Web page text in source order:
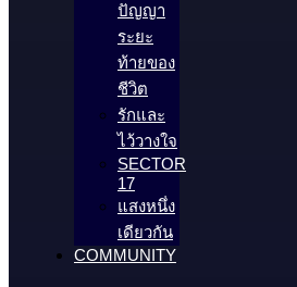
ปัญญา
ระยะ
ท้ายของ
ชีวิต
รักและ
ไว้วางใจ
SECTOR
17
แสงหนึ่ง
เดียวกัน
COMMUNITY